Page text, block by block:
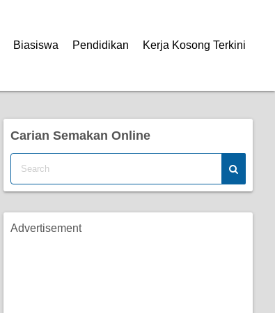
Biasiswa Pendidikan Kerja Kosong Terkini
Carian Semakan Online
Advertisement